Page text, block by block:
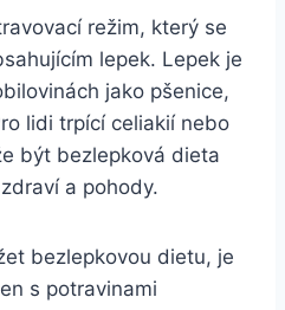
režim, který se
lepek. Lepek je
jako pšenice,
lidi trpící celiakií nebo
být bezlepková dieta
a pohody.
bezlepkovou dietu, je
s potravinami